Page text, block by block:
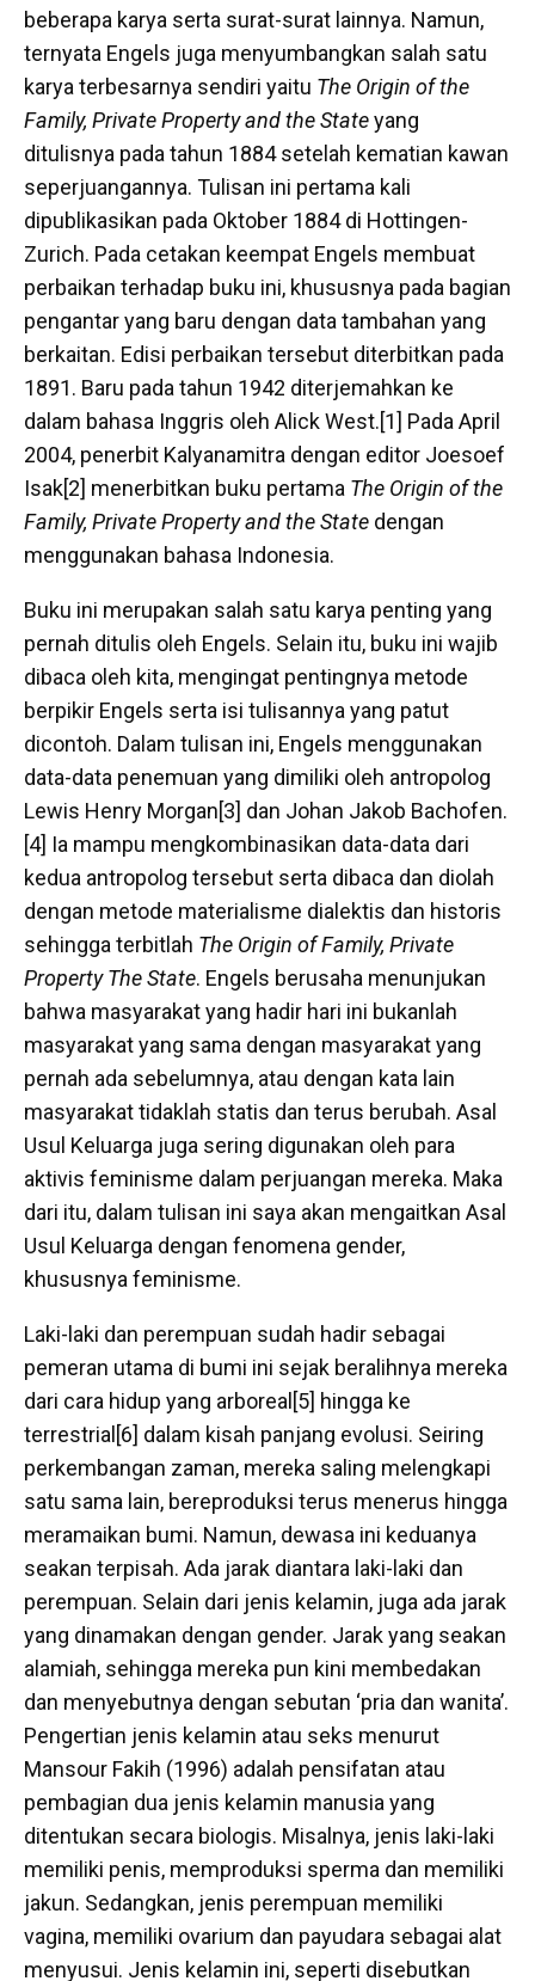
beberapa karya serta surat-surat lainnya. Namun,
ternyata Engels juga menyumbangkan salah satu
karya terbesarnya sendiri yaitu The Origin of the
Family, Private Property and the Stateyang
ditulisnya pada tahun 1884 setelah kematian kawan
seperjuangannya. Tulisan ini pertama kali
dipublikasikan pada Oktober 1884 di Hottingen-
Zurich. Pada cetakan keempat Engels membuat
perbaikan terhadap buku ini, khususnya pada bagian
pengantar yang baru dengan data tambahan yang
berkaitan. Edisi perbaikan tersebut diterbitkan pada
1891. Baru pada tahun 1942 diterjemahkan ke
dalam bahasa Inggris oleh Alick West.[1] Pada April
2004, penerbit Kalyanamitra dengan editor Joesoef
Isak[2] menerbitkan buku pertama The Origin of the
Family, Private Property and the State dengan
menggunakan bahasa Indonesia.
Buku ini merupakan salah satu karya penting yang
pernah ditulis oleh Engels. Selain itu, buku ini wajib
dibaca oleh kita, mengingat pentingnya metode
berpikir Engels serta isi tulisannya yang patut
dicontoh. Dalam tulisan ini, Engels menggunakan
data-data penemuan yang dimiliki oleh antropolog
Lewis Henry Morgan[3] dan Johan Jakob Bachofen.
[4] Ia mampu mengkombinasikan data-data dari
kedua antropolog tersebut serta dibaca dan diolah
dengan metode materialisme dialektis dan historis
sehingga terbitlah The Origin of Family, Private
Property The State. Engels berusaha menunjukan
bahwa masyarakat yang hadir hari ini bukanlah
masyarakat yang sama dengan masyarakat yang
pernah ada sebelumnya, atau dengan kata lain
masyarakat tidaklah statis dan terus berubah. Asal
Usul Keluarga juga sering digunakan oleh para
aktivis feminisme dalam perjuangan mereka. Maka
dari itu, dalam tulisan ini saya akan mengaitkan Asal
Usul Keluarga dengan fenomena gender,
khususnya feminisme.
Laki-laki dan perempuan sudah hadir sebagai
pemeran utama di bumi ini sejak beralihnya mereka
dari cara hidup yang arboreal[5] hingga ke
terrestrial[6] dalam kisah panjang evolusi. Seiring
perkembangan zaman, mereka saling melengkapi
satu sama lain, bereproduksi terus menerus hingga
meramaikan bumi. Namun, dewasa ini keduanya
seakan terpisah. Ada jarak diantara laki-laki dan
perempuan. Selain dari jenis kelamin, juga ada jarak
yang dinamakan dengan gender. Jarak yang seakan
alamiah, sehingga mereka pun kini membedakan
dan menyebutnya dengan sebutan ‘pria dan wanita’.
Pengertian jenis kelamin atau seks menurut
Mansour Fakih (1996) adalah pensifatan atau
pembagian dua jenis kelamin manusia yang
ditentukan secara biologis. Misalnya, jenis laki-laki
memiliki penis, memproduksi sperma dan memiliki
jakun. Sedangkan, jenis perempuan memiliki
vagina, memiliki ovarium dan payudara sebagai alat
menyusui. Jenis kelamin ini, seperti disebutkan